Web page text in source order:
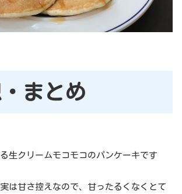
まとめ
生クリームモコモコのパンケーキです
は甘さ控えなので、甘ったるくなくとて